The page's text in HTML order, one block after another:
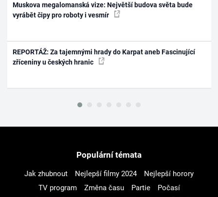
Muskova megalomanská vize: Největší budova světa bude
vyrábět čipy pro roboty i vesmír
REPORTÁŽ: Za tajemnými hrady do Karpat aneb Fascinující
zříceniny u českých hranic
Populární témata
Jak zhubnout Nejlepší filmy 2024
Nejlepší horory
TV program
Změna času Partie
Počasí